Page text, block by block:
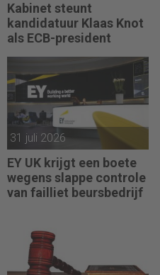
Kabinet steunt
kandidatuur Klaas Knot
als ECB-president
31 juli 2026
EY UK krijgt een boete
wegens slappe controle
van failliet beursbedrijf